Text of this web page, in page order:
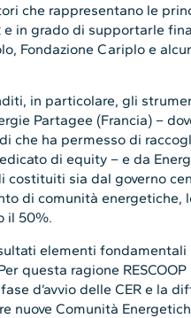
che rappresentano le
in grado di supportarle
Fondazione Cariplo e
in particolare, gli
Partagee (Francia) –
che ha permesso di
di equity – e da
costituiti sia dal governo
di comunità energetiche,
il 50%.
elementi fondamentali
questa ragione RESCOOP
d’avvio delle CER e la
nuove Comunità